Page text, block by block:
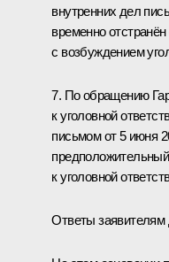
внутренних дел
временно
с возбуждением
7. По обращению
к уголовной
письмом от 5 июня
к уголовной
Ответы заявителям